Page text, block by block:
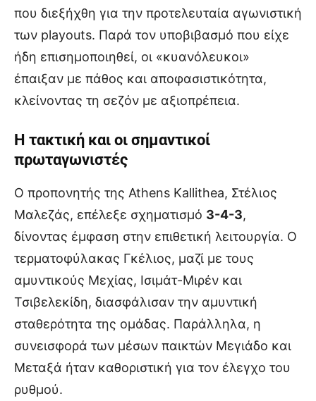
που διεξήχθη για την προτελευταία αγωνιστική
των playouts. Παρά τον υποβιβασμό που είχε
ήδη επισημοποιηθεί, οι «κυανόλευκοι»
έπαιξαν με πάθος και αποφασιστικότητα,
κλείνοντας τη σεζόν με αξιοπρέπεια.
Η τακτική και οι σημαντικοί
πρωταγωνιστές
Ο προπονητής της Athens Kallithea, Στέλιος
Μαλεζάς, επέλεξε σχηματισμό 3-4-3,
δίνοντας έμφαση στην επιθετική λειτουργία. Ο
τερματοφύλακας Γκέλιος, μαζί με τους
αμυντικούς Μεχίας, Ισιμάτ-Μιρέν και
Τσιβελεκίδη, διασφάλισαν την αμυντική
σταθερότητα της ομάδας. Παράλληλα, η
συνεισφορά των μέσων παικτών Μεγιάδο και
Μεταξά ήταν καθοριστική για τον έλεγχο του
ρυθμού.